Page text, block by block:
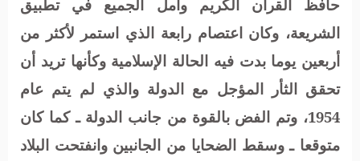
حافظ القرآن الكريم وأمل الجميع في تطبيق
الشريعة، وكان اعتصام رابعة الذي استمر لأكثر من
أربعين يوما بدت فيه الحالة الإسلامية وكأنها تريد أن
تحقق الثأر المؤجل مع الدولة والذي لم يتم عام
1954، وتم الفض بالقوة من جانب الدولة ـ كما كان
متوقعا ـ وسقط الضحايا من الجانبين وانفتحت البلاد